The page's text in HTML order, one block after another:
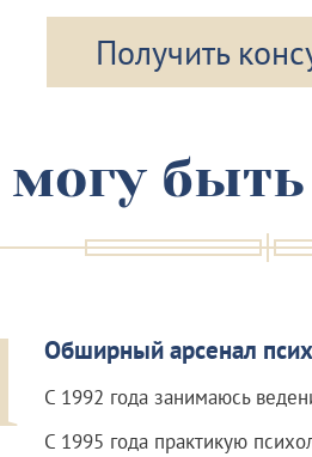
Получить
Обширный арсенал
С 1992 года занимаюсь
С 1995 года практикую